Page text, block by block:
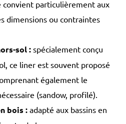
convient particulièrement aux
dimensions ou contraintes
sol : spécialement conçu
ce liner est souvent proposé
également le
(sandow, profilé).
bois : adapté aux bassins en